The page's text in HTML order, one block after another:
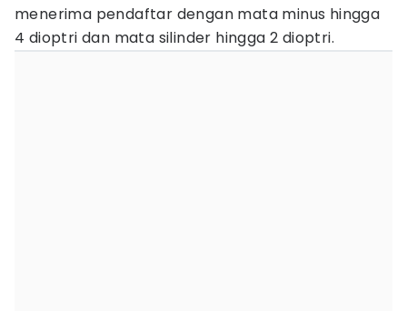
menerima pendaftar dengan mata minus hingga
4 dioptri dan mata silinder hingga 2 dioptri.